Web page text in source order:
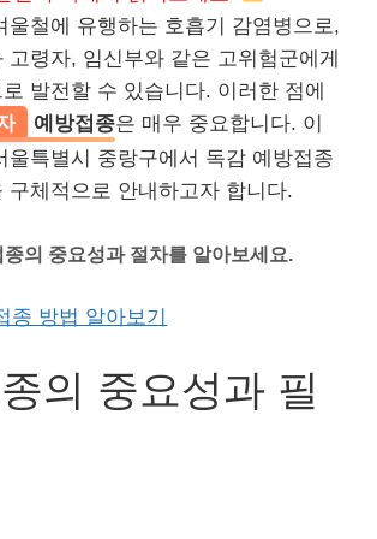
울철에 유행하는 호흡기 감염병으로,
고령자, 임신부와 같은 고위험군에게
발전할 수 있습니다. 이러한 점에
예방접종은 매우 중요합니다. 이
울특별시 중랑구에서 독감 예방접종
구체적으로 안내하고자 합니다.
의 중요성과 절차를 알아보세요.
종 방법 알아보기
의 중요성과 필